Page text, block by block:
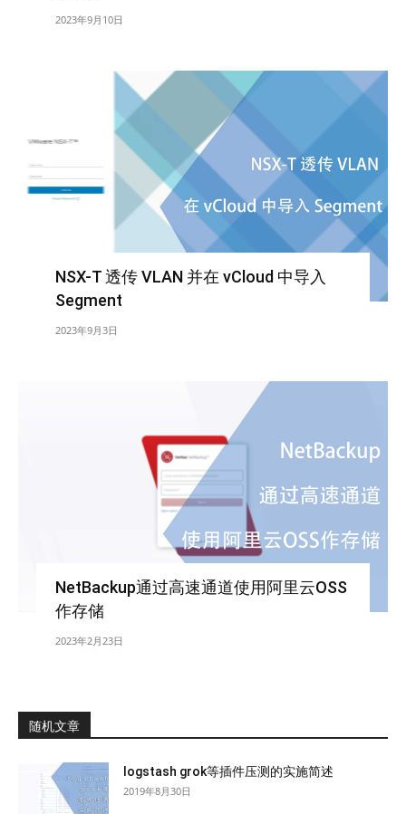
2023年9月10日
NSX-T 透传 VLAN 并在 vCloud 中导入
Segment
2023年9月3日
NetBackup通过高速通道使用阿里云OSS
作存储
2023年2月23日
随机文章
logstash grok等插件压测的实施简述
2019年8月30日